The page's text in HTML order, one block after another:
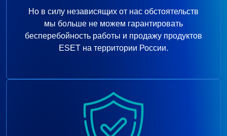
Но в силу независящих от нас обстоятельств
мы больше не можем гарантировать
бесперебойность работы и продажу продуктов
ESET на территории России.